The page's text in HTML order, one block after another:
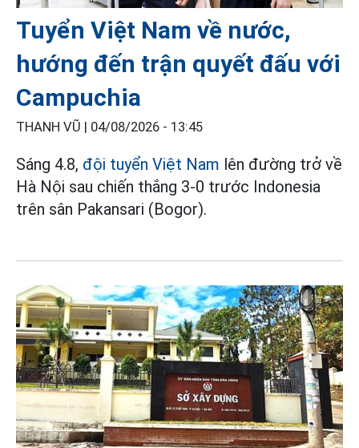
Tuyển Việt Nam về nước,
hướng đến trận quyết đấu với
Campuchia
THANH VŨ | 04/08/2026 - 13:45
Sáng 4.8, đội tuyển Việt Nam lên đường trở về
Hà Nội sau chiến thắng 3-0 trước Indonesia
trên sân Pakansari (Bogor).